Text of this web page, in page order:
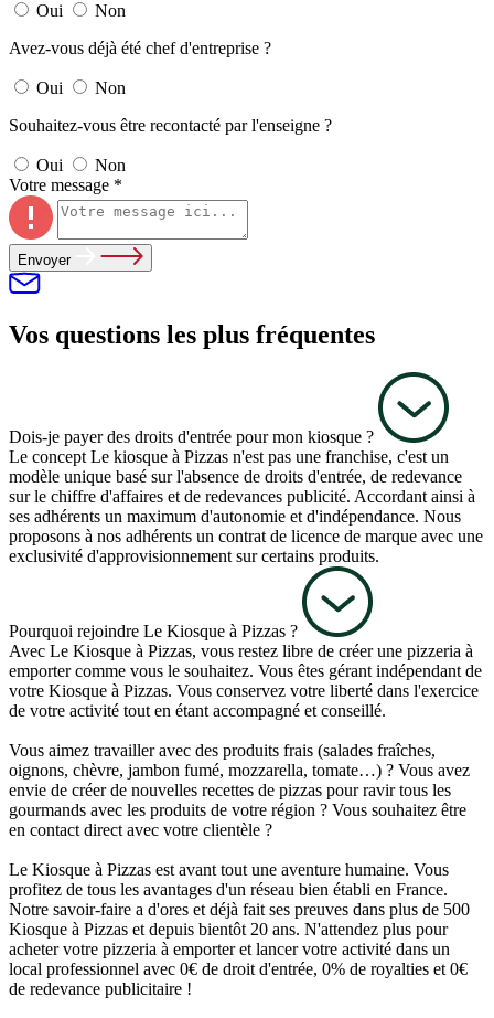
Oui
Non
Avez-vous déjà été chef d'entreprise ?
Oui
Non
Souhaitez-vous être recontacté par l'enseigne ?
Oui
Non
Votre message *
Envoyer
Vos questions les plus fréquentes
Dois-je payer des droits d'entrée pour mon kiosque ?
Le concept Le kiosque à Pizzas n'est pas une franchise, c'est un
modèle unique basé sur l'absence de droits d'entrée, de redevance
sur le chiffre d'affaires et de redevances publicité. Accordant ainsi à
ses adhérents un maximum d'autonomie et d'indépendance. Nous
proposons à nos adhérents un contrat de licence de marque avec une
exclusivité d'approvisionnement sur certains produits.
Pourquoi rejoindre Le Kiosque à Pizzas ?
Avec Le Kiosque à Pizzas, vous restez libre de créer une pizzeria à
emporter comme vous le souhaitez. Vous êtes gérant indépendant de
votre Kiosque à Pizzas. Vous conservez votre liberté dans l'exercice
de votre activité tout en étant accompagné et conseillé.
Vous aimez travailler avec des produits frais (salades fraîches,
oignons, chèvre, jambon fumé, mozzarella, tomate…) ? Vous avez
envie de créer de nouvelles recettes de pizzas pour ravir tous les
gourmands avec les produits de votre région ? Vous souhaitez être
en contact direct avec votre clientèle ?
Le Kiosque à Pizzas est avant tout une aventure humaine. Vous
profitez de tous les avantages d'un réseau bien établi en France.
Notre savoir-faire a d'ores et déjà fait ses preuves dans plus de 500
Kiosque à Pizzas et depuis bientôt 20 ans. N'attendez plus pour
acheter votre pizzeria à emporter et lancer votre activité dans un
local professionnel avec 0€ de droit d'entrée, 0% de royalties et 0€
de redevance publicitaire !